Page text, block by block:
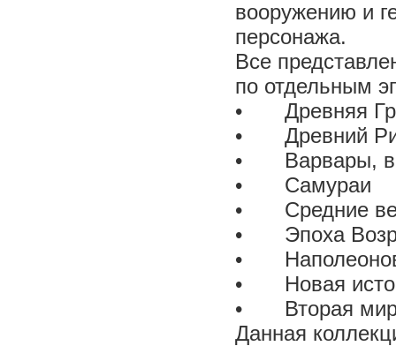
вооружению и
персонажа.
Все
по отдельным
•
Древняя
•
Древний
•
Варвары,
•
Самураи
•
Средние
•
Эпоха
•
•
Новая
•
Вторая
Данная